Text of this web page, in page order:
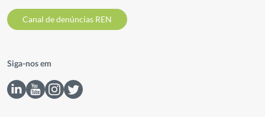
Canal de denúncias REN
Siga-nos em